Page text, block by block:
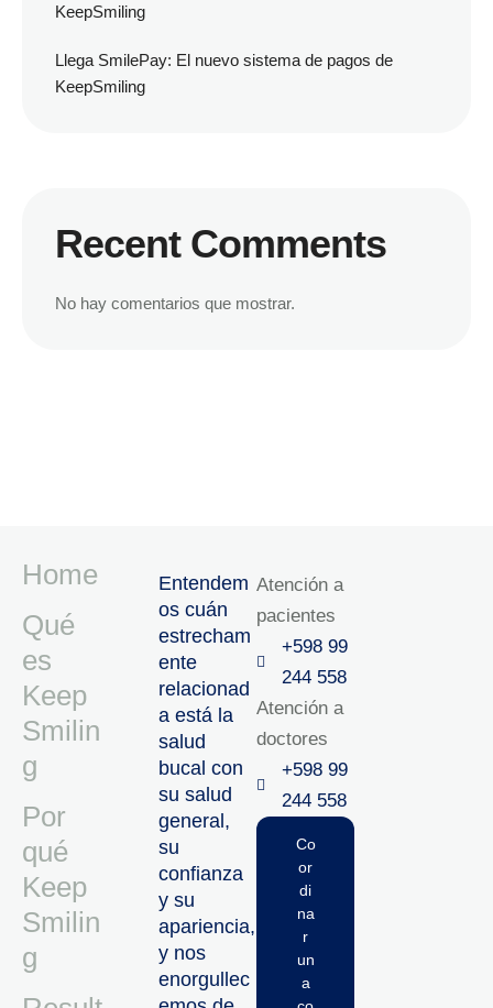
KeepSmiling
Llega SmilePay: El nuevo sistema de pagos de
KeepSmiling
Recent Comments
No hay comentarios que mostrar.
Home
Qué
es
Keep
Smilin
g
Por
qué
Keep
Smilin
g
Entendem
os cuán
estrecham
ente
relacionad
a está la
salud
bucal con
su salud
general,
su
confianza
y su
apariencia,
y nos
enorgullec
Atención a
pacientes
+598 99
244 558
Atención a
doctores
+598 99
244 558‬‬
Co
or
di
na
r
un
a